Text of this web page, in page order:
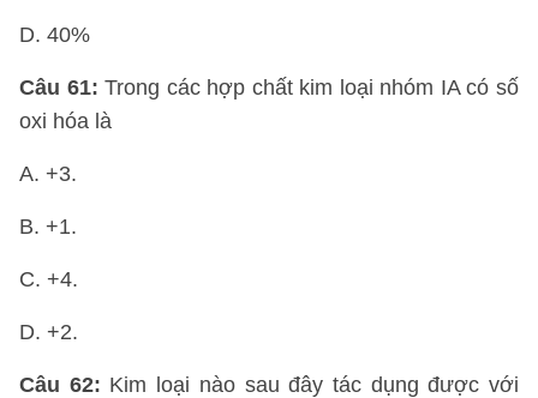
D. 40%
Câu 61: Trong các hợp chất kim loại nhóm IA có số
oxi hóa là
A. +3.
B. +1.
C. +4.
D. +2.
Câu 62: Kim loại nào sau đây tác dụng được với